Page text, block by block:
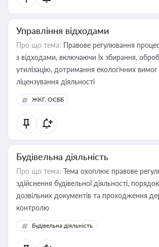
Управління відходами
Про що тема: Правове регулювання
з відходами, включаючи їх збирання,
утилізацію, дотримання екологічних вимог
ліцензування діяльності
ЖКГ, ОСББ
Будівельна діяльність
Про що тема: Тема охоплює правове
здійснення будівельної діяльності,
дозвільних документів та проходження
контролю
Будівельна діяльність